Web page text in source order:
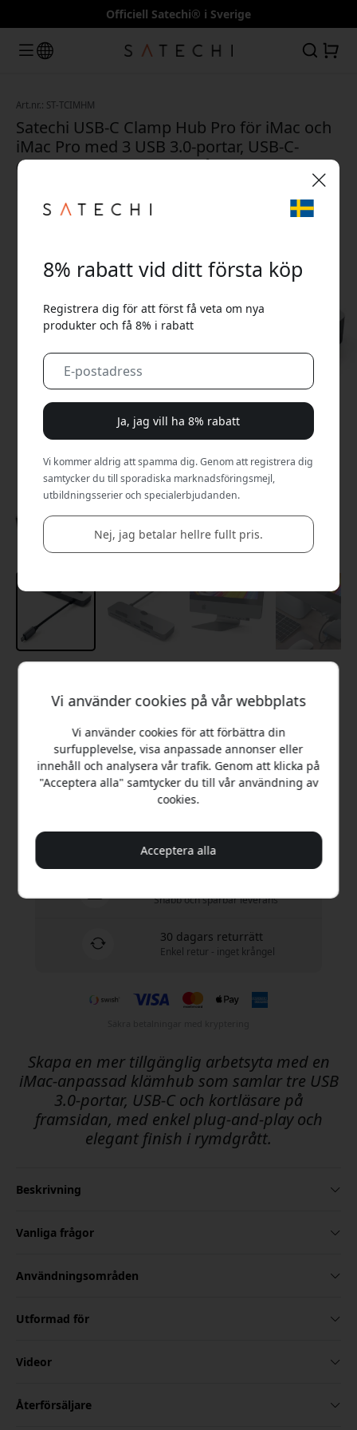
Officiell Satechi® i Sverige
Art.nr.: ST-TCIMHM
Satechi USB-C Clamp Hub Pro för iMac och
iMac Pro med 3 USB 3.0-portar, USB-C-
dataport och kortläsare på skrivbordet -
549 SEK
Köp nu
I lager - redo att skickas
Fri frakt i Sverige
Inga dolda avgifter
Snabb och spårbar leverans
30 dagars returrätt
Enkel retur - inget krångel
Skapa en mer tillgänglig arbetsyta med en
iMac-anpassad klämhub som samlar tre USB
3.0-portar, USB-C och kortläsare på
framsidan, med enkel plug-and-play och
elegant finish i rymdgrått.
Beskrivning
Vanliga frågor
Användningsområden
Utformad för
Videor
Återförsäljare
Vi använder cookies på vår webbplats
Vi använder cookies för att förbättra din
surfupplevelse, visa anpassade annonser eller
innehåll och analysera vår trafik. Genom att klicka på
"Acceptera alla" samtycker du till vår användning av
cookies.
Acceptera alla
8% rabatt vid ditt första köp
Registrera dig för att först få veta om nya
produkter och få 8% i rabatt
Ja, jag vill ha 8% rabatt
Vi kommer aldrig att spamma dig. Genom att registrera dig
samtycker du till sporadiska marknadsföringsmejl,
utbildningsserier och specialerbjudanden.
Nej, jag betalar hellre fullt pris.
🎉 Din rabattkod: